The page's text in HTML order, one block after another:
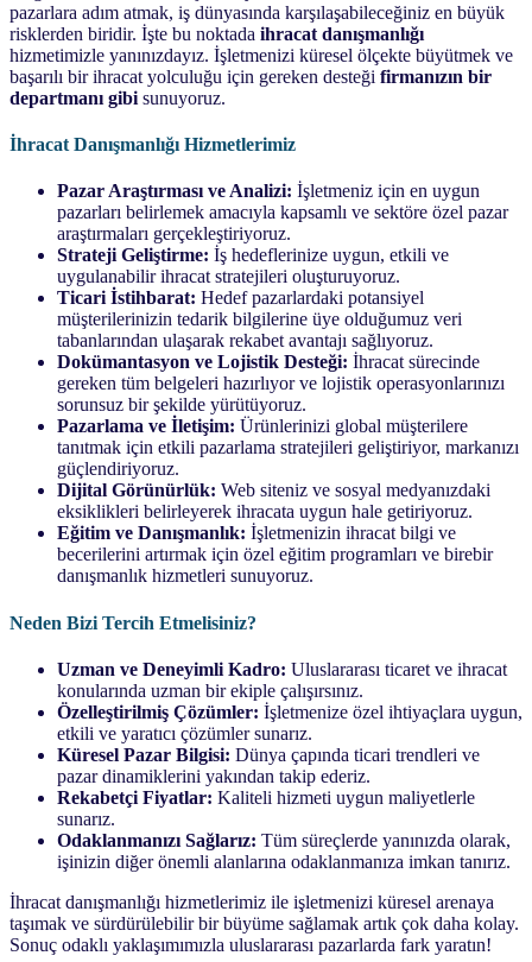
pazarlara adım atmak, iş dünyasında karşılaşabileceğiniz en büyük
risklerden biridir. İşte bu noktada ihracat danışmanlığı
hizmetimizle yanınızdayız. İşletmenizi küresel ölçekte büyütmek ve
başarılı bir ihracat yolculuğu için gereken desteği firmanızın bir
departmanı gibi sunuyoruz.
İhracat Danışmanlığı Hizmetlerimiz
Pazar Araştırması ve Analizi: İşletmeniz için en uygun
pazarları belirlemek amacıyla kapsamlı ve sektöre özel pazar
araştırmaları gerçekleştiriyoruz.
Strateji Geliştirme: İş hedeflerinize uygun, etkili ve
uygulanabilir ihracat stratejileri oluşturuyoruz.
Ticari İstihbarat: Hedef pazarlardaki potansiyel
müşterilerinizin tedarik bilgilerine üye olduğumuz veri
tabanlarından ulaşarak rekabet avantajı sağlıyoruz.
Dokümantasyon ve Lojistik Desteği: İhracat sürecinde
gereken tüm belgeleri hazırlıyor ve lojistik operasyonlarınızı
sorunsuz bir şekilde yürütüyoruz.
Pazarlama ve İletişim: Ürünlerinizi global müşterilere
tanıtmak için etkili pazarlama stratejileri geliştiriyor, markanızı
güçlendiriyoruz.
Dijital Görünürlük: Web siteniz ve sosyal medyanızdaki
eksiklikleri belirleyerek ihracata uygun hale getiriyoruz.
Eğitim ve Danışmanlık: İşletmenizin ihracat bilgi ve
becerilerini artırmak için özel eğitim programları ve birebir
danışmanlık hizmetleri sunuyoruz.
Neden Bizi Tercih Etmelisiniz?
Uzman ve Deneyimli Kadro: Uluslararası ticaret ve ihracat
konularında uzman bir ekiple çalışırsınız.
Özelleştirilmiş Çözümler: İşletmenize özel ihtiyaçlara uygun,
etkili ve yaratıcı çözümler sunarız.
Küresel Pazar Bilgisi: Dünya çapında ticari trendleri ve
pazar dinamiklerini yakından takip ederiz.
Rekabetçi Fiyatlar: Kaliteli hizmeti uygun maliyetlerle
sunarız.
Odaklanmanızı Sağlarız: Tüm süreçlerde yanınızda olarak,
işinizin diğer önemli alanlarına odaklanmanıza imkan tanırız.
İhracat danışmanlığı hizmetlerimiz ile işletmenizi küresel arenaya
taşımak ve sürdürülebilir bir büyüme sağlamak artık çok daha kolay.
Sonuç odaklı yaklaşımımızla uluslararası pazarlarda fark yaratın!